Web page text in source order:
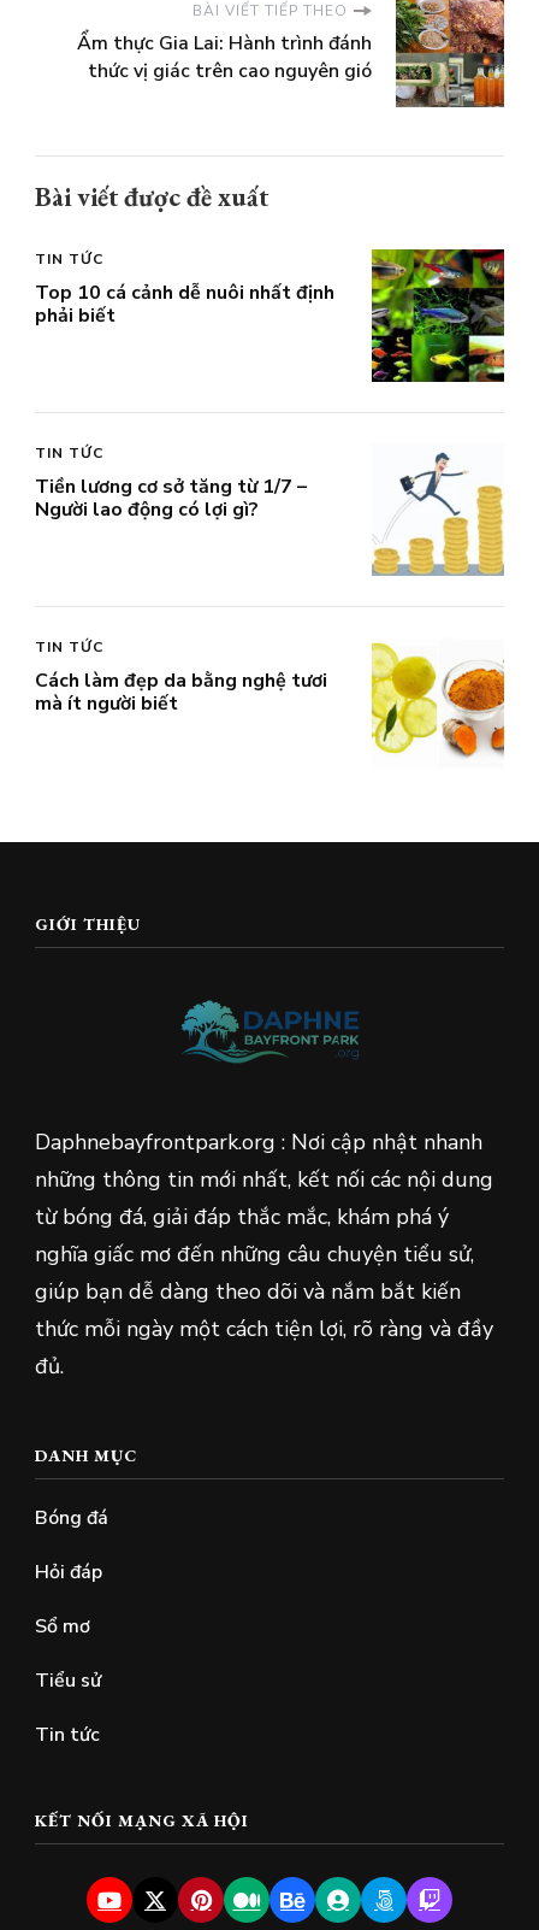
BÀI VIẾT TIẾP THEO
Ẩm thực Gia Lai: Hành trình đánh
thức vị giác trên cao nguyên gió
Bài viết được đề xuất
TIN TỨC
Top 10 cá cảnh dễ nuôi nhất định
phải biết
TIN TỨC
Tiền lương cơ sở tăng từ 1/7 –
Người lao động có lợi gì?
TIN TỨC
Cách làm đẹp da bằng nghệ tươi
mà ít người biết
GIỚI THIỆU
Daphnebayfrontpark.org : Nơi cập nhật nhanh
những thông tin mới nhất, kết nối các nội dung
từ bóng đá, giải đáp thắc mắc, khám phá ý
nghĩa giấc mơ đến những câu chuyện tiểu sử,
giúp bạn dễ dàng theo dõi và nắm bắt kiến
thức mỗi ngày một cách tiện lợi, rõ ràng và đầy
đủ.
DANH MỤC
Bóng đá
Hỏi đáp
Sổ mơ
Tiểu sử
Tin tức
KẾT NỐI MẠNG XÃ HỘI